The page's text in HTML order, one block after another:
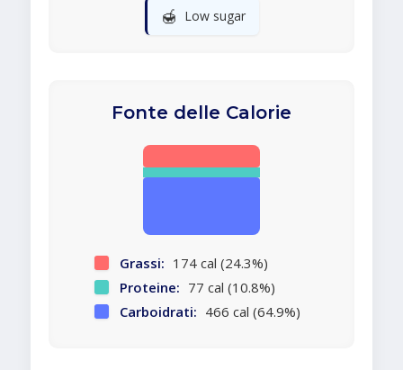
🍯 Low sugar
Fonte delle Calorie
Grassi: 174 cal (24.3%)
Proteine: 77 cal (10.8%)
Carboidrati: 466 cal (64.9%)